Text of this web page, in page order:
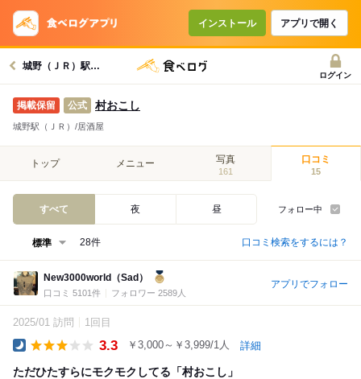
インストール アプリで開く
城野（ＪＲ）駅グルメへ
ログイン
公式 村おこし
城野駅（ＪＲ）/居酒屋
トップ メニュー 写真
161
口コミ
15
すべて 夜 昼 フォロー中
28件 口コミ検索をするには？
New3000world（Sad）
口コミ 5101件 フォロワー 2589人
アプリでフォロー
2025/01 訪問 1回目
3.3 ￥3,000～￥3,999/1人 詳細
ただひたすらにモクモクしてる「村おこし」